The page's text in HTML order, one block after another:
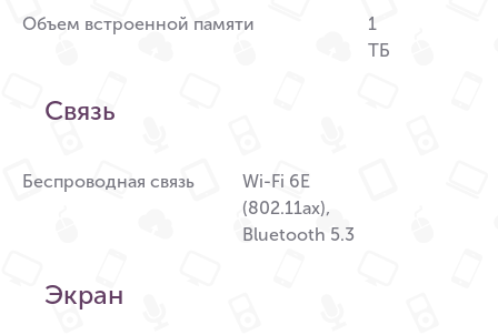
Объем встроенной памяти
1
ТБ
Связь
Беспроводная связь
Wi-Fi 6E
(802.11ax),
Bluetooth 5.3
Экран